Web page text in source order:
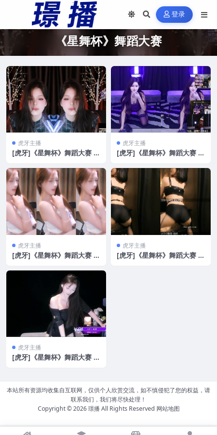
登录
《星舞杯》舞蹈大赛
虎牙主播
[虎牙]《星舞杯》舞蹈大赛 性
G]
虎牙主播
[虎牙]《星舞杯》舞蹈大赛 性
G]
虎牙主播
[虎牙]《星舞杯》舞蹈大赛 性
G]
虎牙主播
[虎牙]《星舞杯》舞蹈大赛 性
虎牙主播
[虎牙]《星舞杯》舞蹈大赛 性
本站所有资源均收集自互联网，仅供个人欣赏交流，如不慎侵犯了您的权益，请
联系我们，我们将尽快处理！
Copyright © 2026璟播All Rights Reserved 网站地图